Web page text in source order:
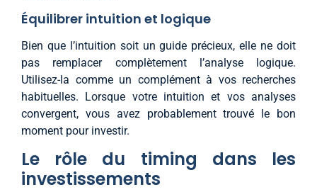
Équilibrer intuition et logique
Bien que l’intuition soit un guide précieux, elle ne doit
pas remplacer complètement l’analyse logique.
Utilisez-la comme un complément à vos recherches
habituelles. Lorsque votre intuition et vos analyses
convergent, vous avez probablement trouvé le bon
moment pour investir.
Le rôle du timing dans les
investissements